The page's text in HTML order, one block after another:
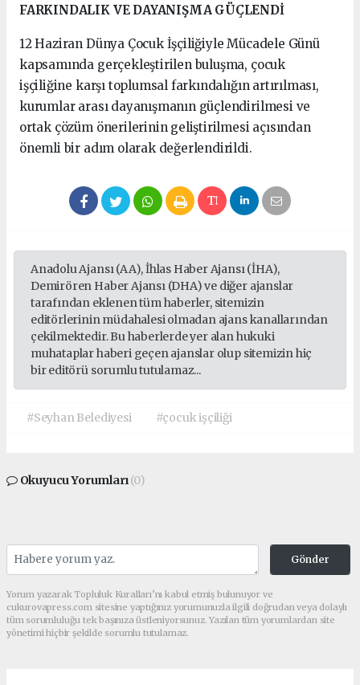
FARKINDALIK VE DAYANIŞMA GÜÇLENDİ
12 Haziran Dünya Çocuk İşçiliğiyle Mücadele Günü
kapsamında gerçekleştirilen buluşma, çocuk
işçiliğine karşı toplumsal farkındalığın artırılması,
kurumlar arası dayanışmanın güçlendirilmesi ve
ortak çözüm önerilerinin geliştirilmesi açısından
önemli bir adım olarak değerlendirildi.
Anadolu Ajansı (AA), İhlas Haber Ajansı (İHA),
Demirören Haber Ajansı (DHA) ve diğer ajanslar
tarafından eklenen tüm haberler, sitemizin
editörlerinin müdahalesi olmadan ajans kanallarından
çekilmektedir. Bu haberlerde yer alan hukuki
muhataplar haberi geçen ajanslar olup sitemizin hiç
bir editörü sorumlu tutulamaz...
#Seyhan Belediyesi #çocuk işçiliği
Okuyucu Yorumları(0)
Gönder
Yorum yazarak Topluluk Kuralları’nı kabul etmiş bulunuyor ve
cukurovapress.com sitesine yaptığınız yorumunuzla ilgili doğrudan veya dolaylı
tüm sorumluluğu tek başınıza üstleniyorsunuz. Yazılan tüm yorumlardan site
yönetimi hiçbir şekilde sorumlu tutulamaz.